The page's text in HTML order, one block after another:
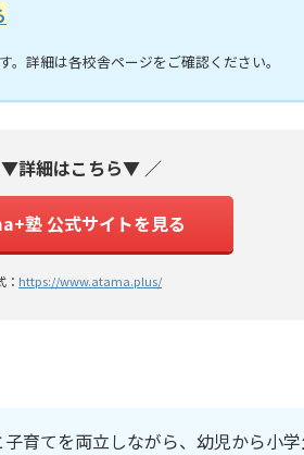
詳細は各校舎ページをご確認ください。
詳細はこちら▼ ／
塾 公式サイトを見る
： https://www.atama.plus/
育てを両立しながら、幼児から小